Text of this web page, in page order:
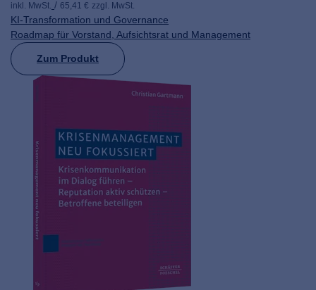
inkl. MwSt. 65,41 € zzgl. MwSt.
KI-Transformation und Governance
Roadmap für Vorstand, Aufsichtsrat und Management
Zum Produkt